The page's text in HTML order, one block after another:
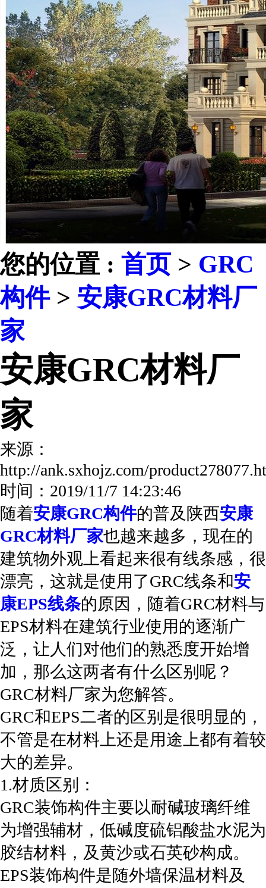
您的位置 : 首页 > GRC
构件> 安康GRC材料厂
家
安康GRC材料厂
家
来源：
http://ank.sxhojz.com/
时间：2019/11/7 14:23:46
随着安康GRC构件的普及陕西安康
GRC材料厂家也越来越多，现在的
建筑物外观上看起来很有线条感，很
漂亮，这就是使用了GRC线条和安
康EPS线条的原因，随着GRC材料与
EPS材料在建筑行业使用的逐渐广
泛，让人们对他们的熟悉度开始增
加，那么这两者有什么区别呢？
GRC材料厂家为您解答。
GRC和EPS二者的区别是很明显的，
不管是在材料上还是用途上都有着较
大的差异。
1.材质区别：
GRC装饰构件主要以耐碱玻璃纤维
为增强辅材，低碱度硫铝酸盐水泥为
胶结材料，及黄沙或石英砂构成。
EPS装饰构件是随外墙保温材料及